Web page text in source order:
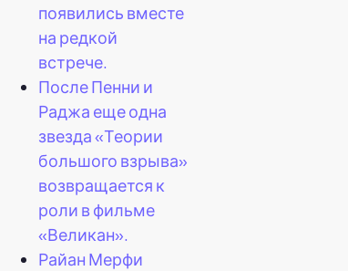
появились вместе
на редкой
встрече.
После Пенни и
Раджа еще одна
звезда «Теории
большого взрыва»
возвращается к
роли в фильме
«Великан».
Райан Мерфи